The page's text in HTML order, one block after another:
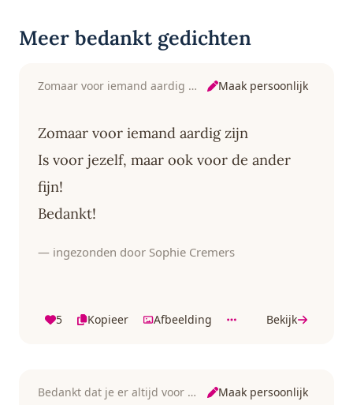
Meer bedankt gedichten
Zomaar voor iemand aardig zijn Maak persoonlijk
Zomaar voor iemand aardig zijn
Is voor jezelf, maar ook voor de ander
fijn!
Bedankt!
— ingezonden door Sophie Cremers
5 Kopieer Afbeelding Bekijk
Bedankt dat je er altijd voor me bent Maak persoonlijk